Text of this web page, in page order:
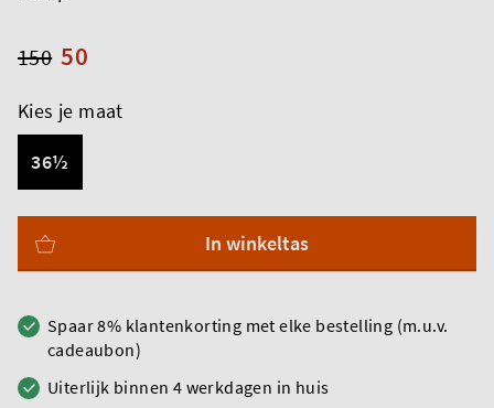
50
150
Kies je maat
36½
In winkeltas
Spaar 8% klantenkorting met elke bestelling (m.u.v.
cadeaubon)
Uiterlijk binnen 4 werkdagen in huis